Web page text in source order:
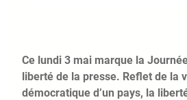
Ce lundi 3 mai marque la
liberté de la presse. Reflet de la
démocratique d’un pays, la